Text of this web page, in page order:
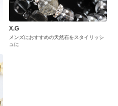
X.G
メンズにおすすめの天然石をスタイリッシ
ュに